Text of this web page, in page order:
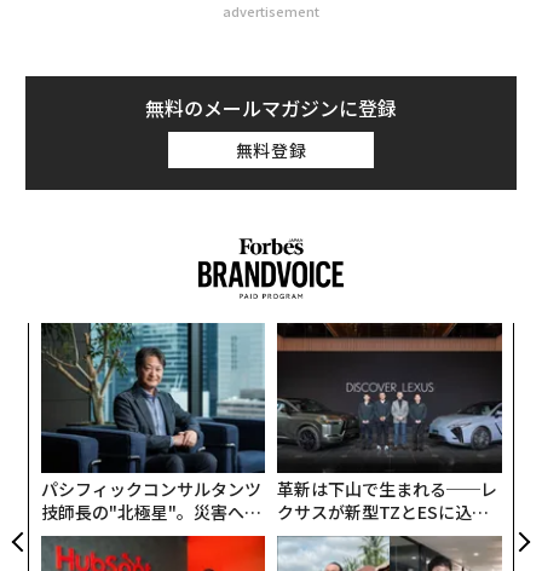
advertisement
無料のメールマガジンに登録
無料登録
パシフィックコンサルタンツ
技師長の"北極星"。災害への
無力感を乗り越え見つけた、
防災一筋20年の答え
革新は下山で生まれる──レ
クサスが新型TZとESに込め
た「DISCOVER」の哲学